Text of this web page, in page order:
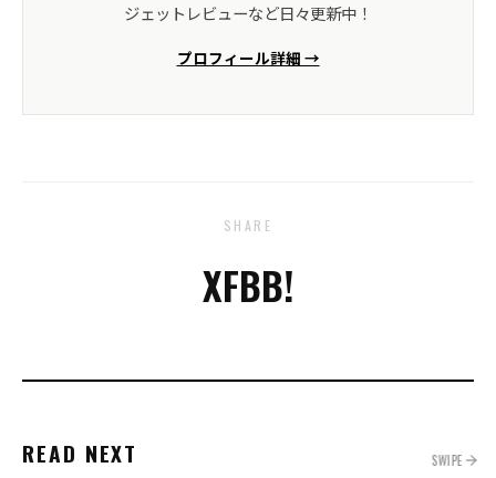
ジェットレビューなど日々更新中！
プロフィール詳細 →
SHARE
XFBB!
READ NEXT SWIPE